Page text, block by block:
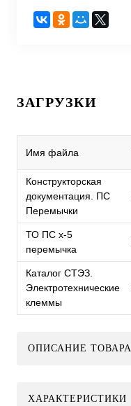
ЗАГРУЗКИ
Имя файла
Конструкторская
документация. ПС
Перемычки
ТО ПС x-5
перемычка
Каталог СТЭЗ.
Электротехнические
клеммы
ОПИСАНИЕ ТОВАРА
ХАРАКТЕРИСТИКИ